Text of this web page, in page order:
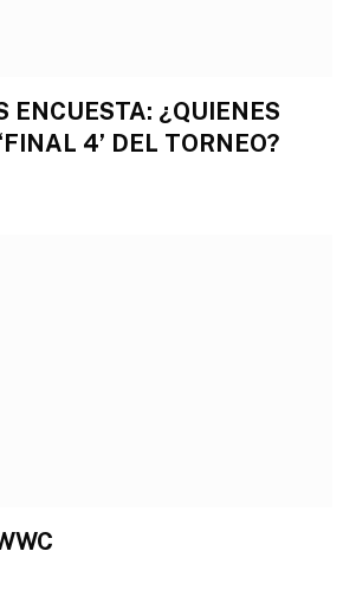
ENCUESTA: ¿QUIENES
4’ DEL TORNEO?